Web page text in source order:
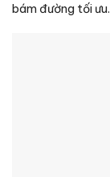
bám đường tối ưu.